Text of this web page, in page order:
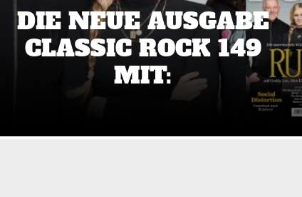
DIE NEUE AUSGABE
CLASSIC ROCK 149
MIT: